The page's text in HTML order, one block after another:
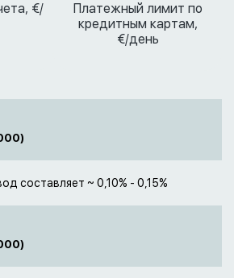
€/
Платежный лимит по
кредитным картам,
€/день
составляет ~ 0,10% - 0,15%